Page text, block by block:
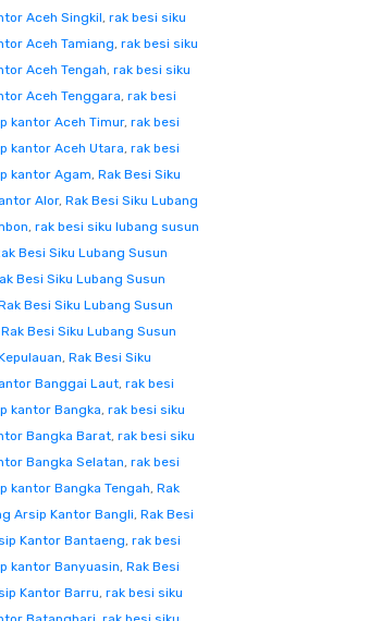
Aceh Singkil, rak besi siku
Aceh Tamiang, rak besi siku
Aceh Tengah, rak besi siku
Aceh Tenggara, rak besi
kantor Aceh Timur, rak besi
kantor Aceh Utara, rak besi
kantor Agam, Rak Besi Siku
Alor, Rak Besi Siku Lubang
, rak besi siku lubang susun
Besi Siku Lubang Susun
Besi Siku Lubang Susun
Besi Siku Lubang Susun
Rak Besi Siku Lubang Susun
, Rak Besi Siku
Banggai Laut, rak besi
kantor Bangka, rak besi siku
Bangka Barat, rak besi siku
Bangka Selatan, rak besi
kantor Bangka Tengah, Rak
Arsip Kantor Bangli, Rak Besi
Kantor Bantaeng, rak besi
kantor Banyuasin, Rak Besi
Kantor Barru, rak besi siku